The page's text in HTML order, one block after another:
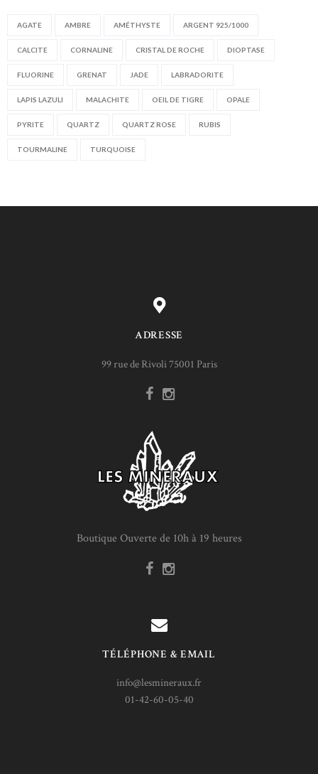
AGATE AMBRE AMÉTHYSTE ARGENT 925/1000
CALCITE CORNALINE CRISTAL DE ROCHE DIOPTASE
FLUORINE GRENAT JADE LABRADORITE
LAPIS LAZULI MALACHITE OEIL DE TIGRE OPALE
PYRITE QUARTZ QUARTZ ROSE RUBIS
TOURMALINE TURQUOISE
ADRESSE
99 rue de Rivoli 75001 Paris
Boutique Ouverte de 10h à 19 heures
TÉLÉPHONE & EMAIL
info@lesmineraux.fr
01-42-60-05-40